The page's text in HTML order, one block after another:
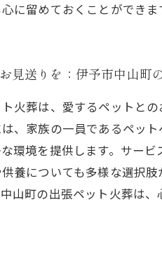
に留めておくことができま
見送りを：伊予市中山町
火葬は、愛するペットと
、家族の一員であるペッ
環境を提供します。サー
養についても多様な選択
山町の出張ペット火葬は